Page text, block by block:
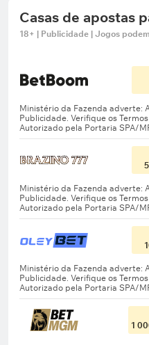
Casas de apostas
18+ | Publicidade | Jogos
1